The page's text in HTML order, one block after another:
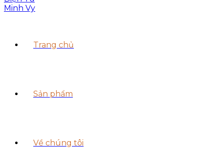
Trang chủ
Sản phẩm
Về chúng tôi